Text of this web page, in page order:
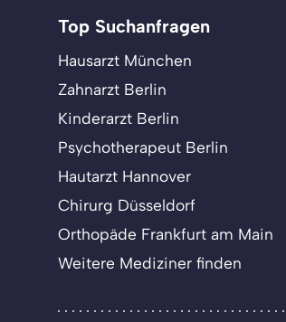
Top Suchanfragen
Hausarzt München
Zahnarzt Berlin
Kinderarzt Berlin
Psychotherapeut Berlin
Hautarzt Hannover
Chirurg Düsseldorf
Orthopäde Frankfurt am Main
Weitere Mediziner finden